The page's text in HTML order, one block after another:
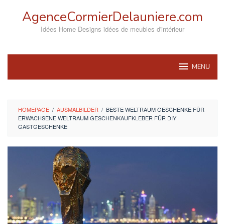
AgenceCormierDelauniere.com
Idées Home Designs idées de meubles d'intérieur
MENU
HOMEPAGE / AUSMALBILDER / BESTE WELTRAUM GESCHENKE FÜR
ERWACHSENE WELTRAUM GESCHENKAUFKLEBER FÜR DIY
GASTGESCHENKE